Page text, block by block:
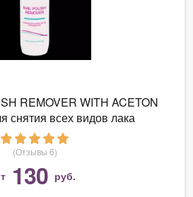
REMOVER WITH ACETON
снятия всех видов лака
(Отзывы 6)
130 руб.